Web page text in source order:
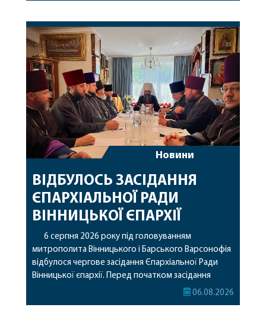
часткою її святих мощей. Митрополиту
Варсонофію співслужили секретар єпархії
архімандрит Єнох (Торак), благочинний
Жмеринського округу протоієрей Ярослав
Коромчевський, клірики […]
Новини
ВІДБУЛОСЬ ЗАСІДАННЯ
ЄПАРХІАЛЬНОЇ РАДИ
ВІННИЦЬКОЇ ЄПАРХІЇ
6 серпня 2026 року під головуванням
митрополита Вінницького і Барського Варсонофія
відбулося чергове засідання Єпархіальної Ради
Вінницької єпархії. Перед початком засідання
секретар Єпархіальної Ради від імені членів Ради
06.08.2026